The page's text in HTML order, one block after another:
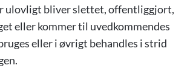
ulovligt bliver slettet, offentliggjort,
eller kommer til uvedkommendes
eller i øvrigt behandles i strid